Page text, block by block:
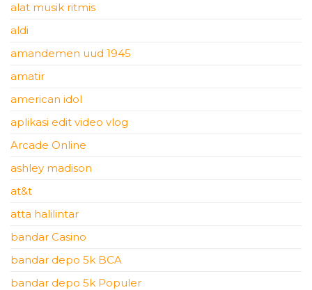
alat musik ritmis
aldi
amandemen uud 1945
amatir
american idol
aplikasi edit video vlog
Arcade Online
ashley madison
at&t
atta halilintar
bandar Casino
bandar depo 5k BCA
bandar depo 5k Populer